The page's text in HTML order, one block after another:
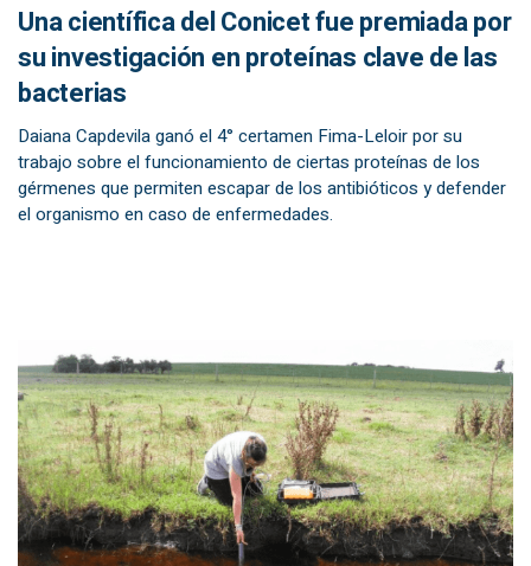
Una científica del Conicet fue premiada por
su investigación en proteínas clave de las
bacterias
Daiana Capdevila ganó el 4° certamen Fima-Leloir por su
trabajo sobre el funcionamiento de ciertas proteínas de los
gérmenes que permiten escapar de los antibióticos y defender
el organismo en caso de enfermedades.